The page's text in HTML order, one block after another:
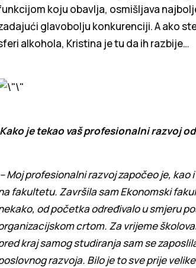
koju obavlja, osmišljava
glavobolju konkurenciji. A ako
alkohola, Kristina je tu da ih razbije…
Kako je tekao vaš profesionalni razvoj
– Moj profesionalni razvoj započeo je,
fakultetu. Završila sam Ekonomski
od početka određivalo u smjeru
crtom. Za vrijeme
kraj samog studiranja sam se
razvoja. Bilo je to sve prije